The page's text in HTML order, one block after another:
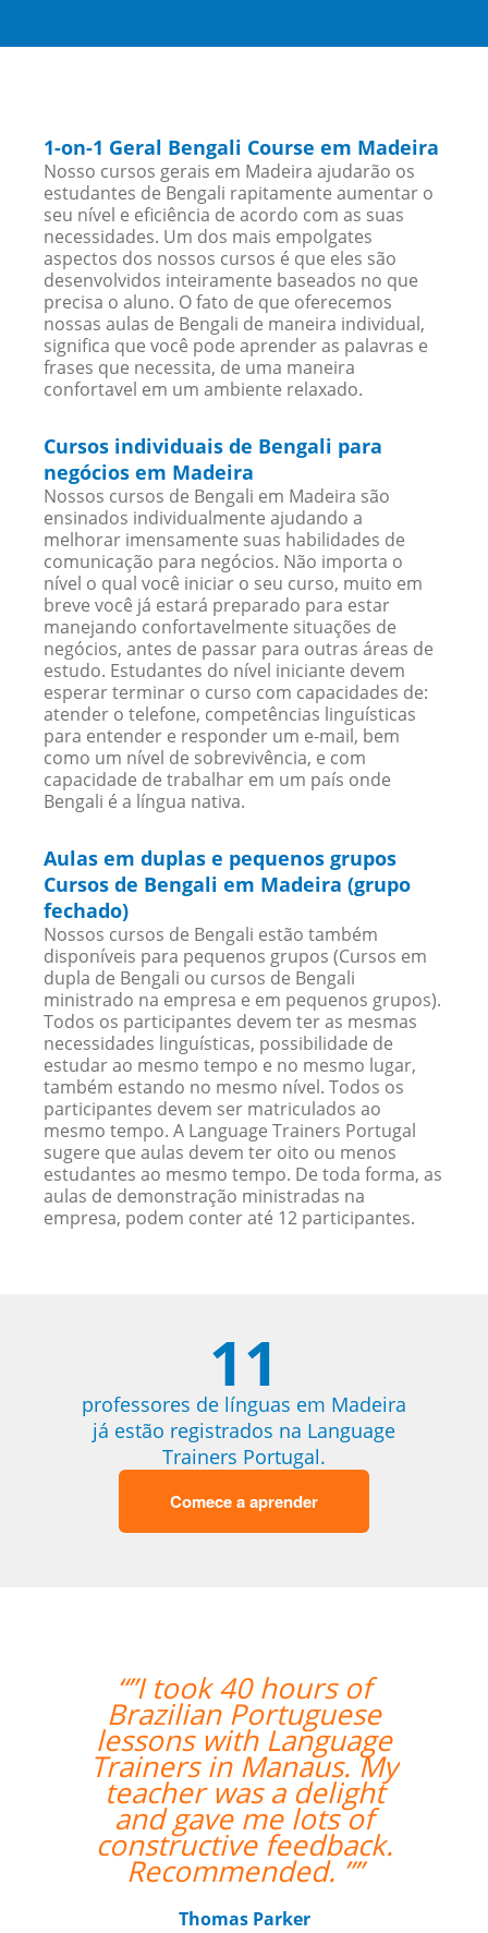
1-on-1 Geral Bengali Course em Madeira
Nosso cursos gerais em Madeira ajudarão os
estudantes de Bengali rapitamente aumentar o
seu nível e eficiência de acordo com as suas
necessidades. Um dos mais empolgates
aspectos dos nossos cursos é que eles são
desenvolvidos inteiramente baseados no que
precisa o aluno. O fato de que oferecemos
nossas aulas de Bengali de maneira individual,
significa que você pode aprender as palavras e
frases que necessita, de uma maneira
confortavel em um ambiente relaxado.
Cursos individuais de Bengali para
negócios em Madeira
Nossos cursos de Bengali em Madeira são
ensinados individualmente ajudando a
melhorar imensamente suas habilidades de
comunicação para negócios. Não importa o
nível o qual você iniciar o seu curso, muito em
breve você já estará preparado para estar
manejando confortavelmente situações de
negócios, antes de passar para outras áreas de
estudo. Estudantes do nível iniciante devem
esperar terminar o curso com capacidades de:
atender o telefone, competências linguísticas
para entender e responder um e-mail, bem
como um nível de sobrevivência, e com
capacidade de trabalhar em um país onde
Bengali é a língua nativa.
Aulas em duplas e pequenos grupos
Cursos de Bengali em Madeira (grupo
fechado)
Nossos cursos de Bengali estão também
disponíveis para pequenos grupos (Cursos em
dupla de Bengali ou cursos de Bengali
ministrado na empresa e em pequenos grupos).
Todos os participantes devem ter as mesmas
necessidades linguísticas, possibilidade de
estudar ao mesmo tempo e no mesmo lugar,
também estando no mesmo nível. Todos os
participantes devem ser matriculados ao
mesmo tempo. A Language Trainers Portugal
sugere que aulas devem ter oito ou menos
estudantes ao mesmo tempo. De toda forma, as
aulas de demonstração ministradas na
empresa, podem conter até 12 participantes.
11
professores de línguas em Madeira
já estão registrados na Language
Trainers Portugal.
Comece a aprender
“”I took 40 hours of
Brazilian Portuguese
lessons with Language
Trainers in Manaus. My
teacher was a delight
and gave me lots of
constructive feedback.
Recommended. ””
Thomas Parker
Edna